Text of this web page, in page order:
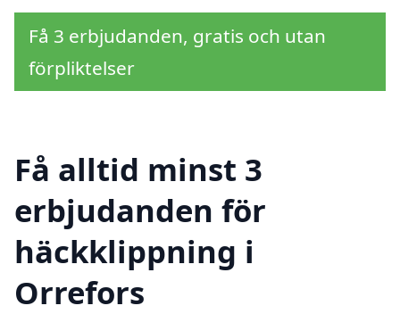
Få 3 erbjudanden, gratis och utan
förpliktelser
Få alltid minst 3
erbjudanden för
häckklippning i
Orrefors